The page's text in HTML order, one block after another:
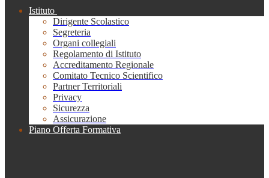
Istituto
Dirigente Scolastico
Segreteria
Organi collegiali
Regolamento di Istituto
Accreditamento Regionale
Comitato Tecnico Scientifico
Partner Territoriali
Privacy
Sicurezza
Assicurazione
Piano Offerta Formativa